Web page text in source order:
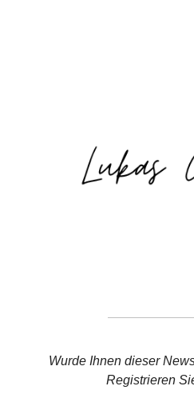
Wurde Ihnen dieser
Registrieren